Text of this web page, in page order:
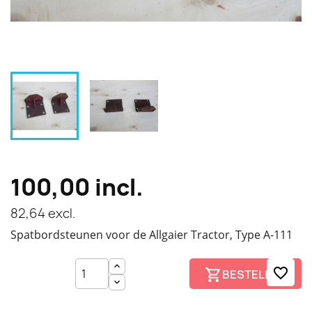
100,00 incl.
82,64 excl.
Spatbordsteunen voor de Allgaier Tractor, Type A-111
BESTELLEN
favorite_border